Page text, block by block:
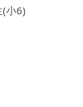
小6)